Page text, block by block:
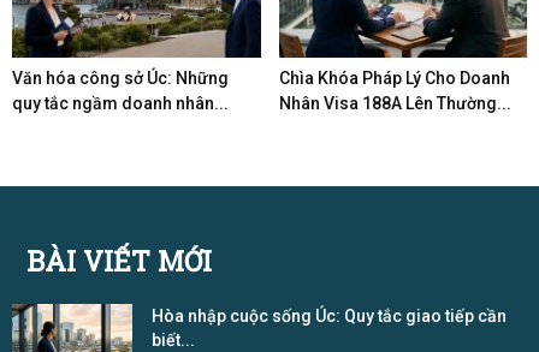
Văn hóa công sở Úc: Những
quy tắc ngầm doanh nhân...
Chìa Khóa Pháp Lý Cho Doanh
Nhân Visa 188A Lên Thường...
BÀI VIẾT MỚI
Hòa nhập cuộc sống Úc: Quy tắc giao tiếp cần
biết...